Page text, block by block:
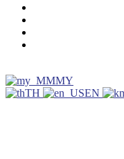
MY
TH
EN